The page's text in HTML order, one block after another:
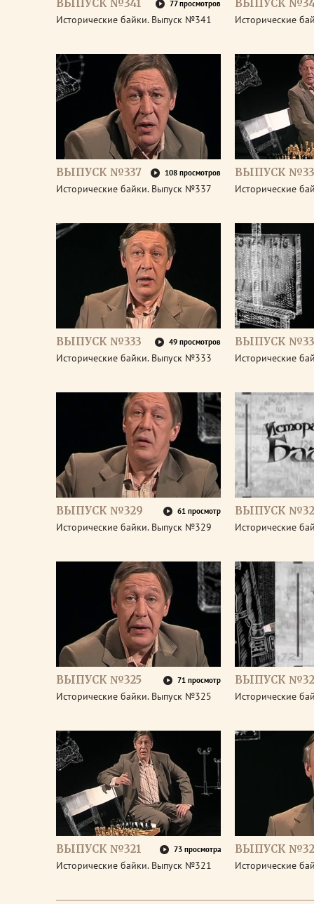
ВЫПУСК №341 77 просмотров
Исторические байки. Выпуск №341
ВЫПУСК
Исторические
ВЫПУСК №337 108 просмотров
Исторические байки. Выпуск №337
ВЫПУСК
Исторические
ВЫПУСК №333 49 просмотров
Исторические байки. Выпуск №333
ВЫПУСК
Исторические
ВЫПУСК №329 61 просмотр
Исторические байки. Выпуск №329
ВЫПУСК
Исторические
ВЫПУСК №325 71 просмотр
Исторические байки. Выпуск №325
ВЫПУСК
Исторические
ВЫПУСК №321 73 просмотра
Исторические байки. Выпуск №321
ВЫПУСК
Исторические